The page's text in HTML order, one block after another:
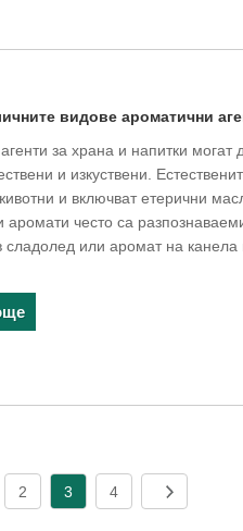
видове ароматични
за храна и напитки
и изкуствени.
и включват етерични
аромати често са
сладолед или аромат на канела
2 3 4